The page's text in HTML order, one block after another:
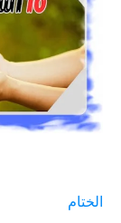
الختام